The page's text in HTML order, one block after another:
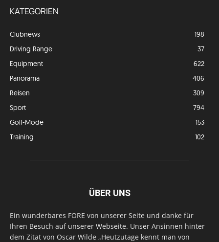
KATEGORIEN
Clubnews
198
Driving Range
37
Equipment
622
Panorama
406
Reisen
309
Sport
794
Golf-Mode
153
Training
102
ÜBER UNS
Ein wunderbares FORE von unserer Seite und danke für
Ihren Besuch auf unserer Webseite. Unser Ansinnen hinter
dem Zitat von Oscar Wilde „Heutzutage kennt man von